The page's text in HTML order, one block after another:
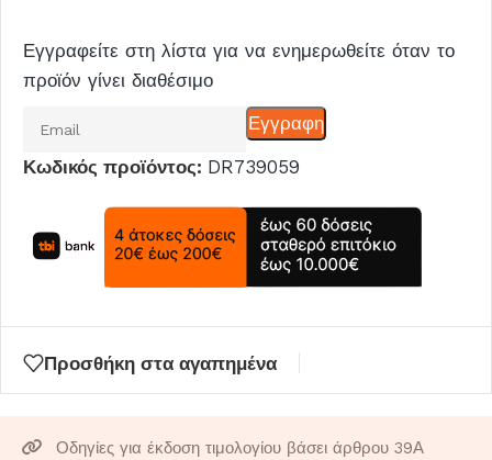
Εγγραφείτε στη λίστα για να ενημερωθείτε όταν το
προϊόν γίνει διαθέσιμο
email
για
να
αναμονής
αυτό
Εγγραφη
Κωδικός προϊόντος: DR739059
Προσθήκη στα αγαπημένα
Οδηγίες για έκδοση τιμολογίου βάσει άρθρου 39Α